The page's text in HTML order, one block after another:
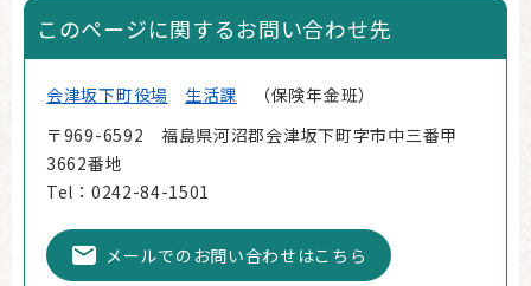
このページに関するお問い合わせ先
会津坂下町役場 生活課
保険年金班
〒969-6592 福島県河沼郡会津坂下町字市中三番甲
3662番地
Tel：0242-84-1501
メールでのお問い合わせはこちら